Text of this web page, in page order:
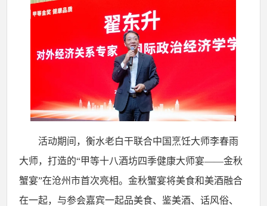
活动期间，衡水老白干联合中国烹饪大师李春雨
大师，打造的“甲等十八酒坊四季健康大师宴——金秋
蟹宴”在沧州市首次亮相。金秋蟹宴将美食和美酒融合
在一起，与参会嘉宾一起品美食、鉴美酒、话风俗、